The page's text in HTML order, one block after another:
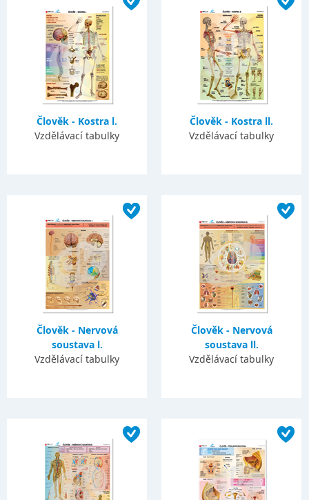
Člověk - Kostra l.
Vzdělávací tabulky
Člověk - Kostra ll.
Vzdělávací tabulky
Člověk - Nervová
soustava l.
Vzdělávací tabulky
Člověk - Nervová
soustava ll.
Vzdělávací tabulky